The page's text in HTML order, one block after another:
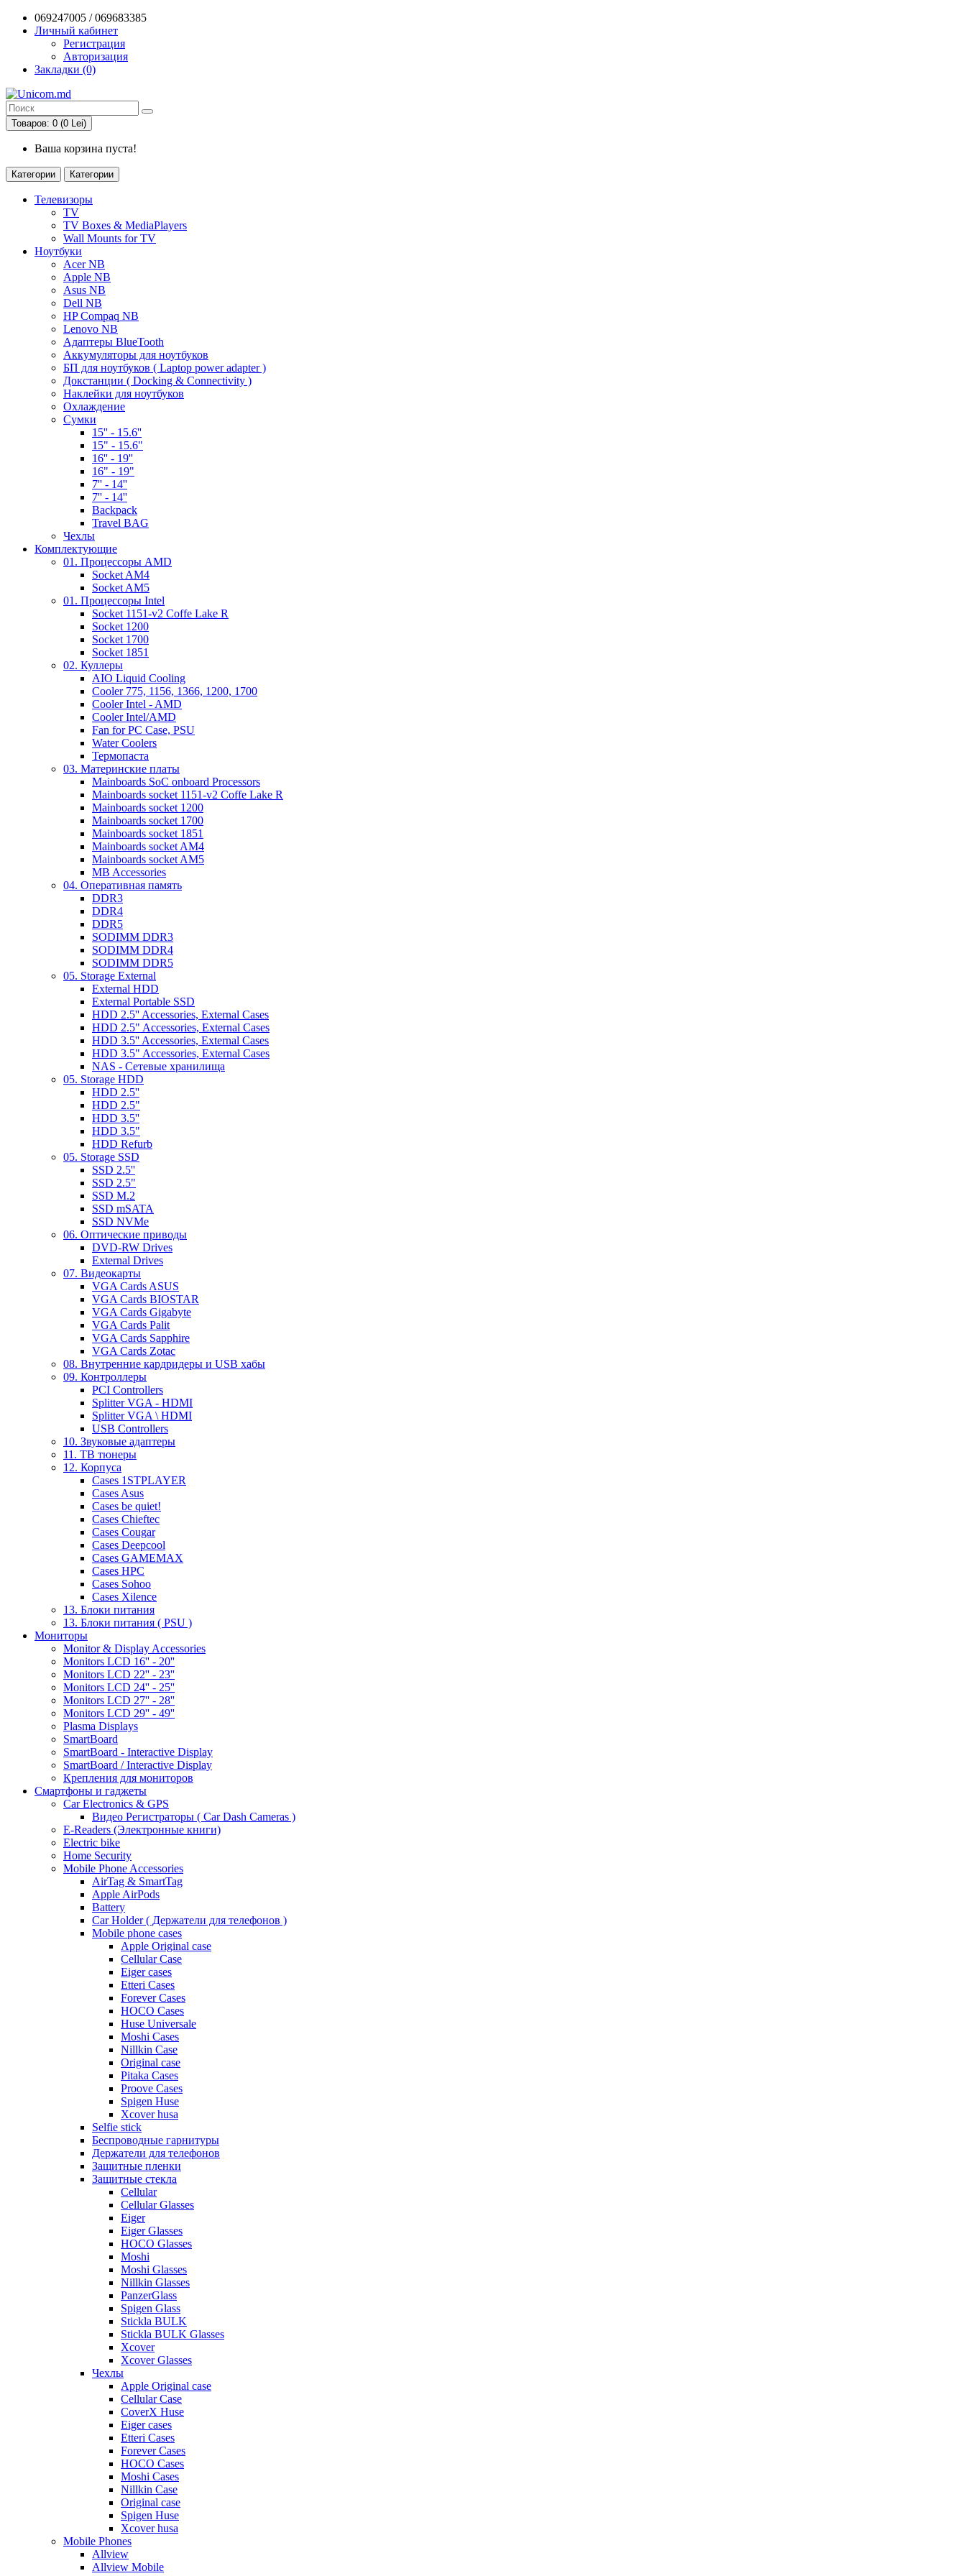
069247005 / 069683385
Личный кабинет
Регистрация
Авторизация
Закладки (0)
Товаров: 0 (0 Lei)
Ваша корзина пуста!
Категории Категории
Телевизоры
TV
TV Boxes & MediaPlayers
Wall Mounts for TV
Ноутбуки
Acer NB
Apple NB
Asus NB
Dell NB
HP Compaq NB
Lenovo NB
Адаптеры BlueTooth
Аккумуляторы для ноутбуков
БП для ноутбуков ( Laptop power adapter )
Докстанции ( Docking & Connectivity )
Наклейки для ноутбуков
Охлаждение
Сумки
15'' - 15.6''
15" - 15.6"
16'' - 19''
16" - 19"
7'' - 14''
7'' - 14''
Backpack
Travel BAG
Чехлы
Комплектующие
01. Процессоры AMD
Socket AM4
Socket AM5
01. Процессоры Intel
Socket 1151-v2 Coffe Lake R
Socket 1200
Socket 1700
Socket 1851
02. Куллеры
AIO Liquid Cooling
Cooler 775, 1156, 1366, 1200, 1700
Cooler Intel - AMD
Cooler Intel/AMD
Fan for PC Case, PSU
Water Coolers
Термопаста
03. Материнские платы
Mainboards SoC onboard Processors
Mainboards socket 1151-v2 Coffe Lake R
Mainboards socket 1200
Mainboards socket 1700
Mainboards socket 1851
Mainboards socket AM4
Mainboards socket AM5
MB Accessories
04. Оперативная память
DDR3
DDR4
DDR5
SODIMM DDR3
SODIMM DDR4
SODIMM DDR5
05. Storage External
External HDD
External Portable SSD
HDD 2.5'' Accessories, External Cases
HDD 2.5" Accessories, External Cases
HDD 3.5'' Accessories, External Cases
HDD 3.5" Accessories, External Cases
NAS - Сетевые хранилища
05. Storage HDD
HDD 2.5''
HDD 2.5"
HDD 3.5''
HDD 3.5"
HDD Refurb
05. Storage SSD
SSD 2.5''
SSD 2.5"
SSD M.2
SSD mSATA
SSD NVMe
06. Оптические приводы
DVD-RW Drives
External Drives
07. Видеокарты
VGA Cards ASUS
VGA Cards BIOSTAR
VGA Cards Gigabyte
VGA Cards Palit
VGA Cards Sapphire
VGA Cards Zotac
08. Внутренние кардридеры и USB хабы
09. Контроллеры
PCI Controllers
Splitter VGA - HDMI
Splitter VGA \ HDMI
USB Controllers
10. Звуковые адаптеры
11. ТВ тюнеры
12. Корпуса
Cases 1STPLAYER
Cases Asus
Cases be quiet!
Cases Chieftec
Cases Cougar
Cases Deepcool
Cases GAMEMAX
Cases HPC
Cases Sohoo
Cases Xilence
13. Блоки питания
13. Блоки питания ( PSU )
Мониторы
Monitor & Display Accessories
Monitors LCD 16'' - 20''
Monitors LCD 22'' - 23''
Monitors LCD 24'' - 25''
Monitors LCD 27'' - 28''
Monitors LCD 29'' - 49''
Plasma Displays
SmartBoard
SmartBoard - Interactive Display
SmartBoard / Interactive Display
Крепления для мониторов
Смартфоны и гаджеты
Car Electronics & GPS
Видео Регистраторы ( Car Dash Cameras )
E-Readers (Электронные книги)
Electric bike
Home Security
Mobile Phone Accessories
AirTag & SmartTag
Apple AirPods
Battery
Car Holder ( Держатели для телефонов )
Mobile phone cases
Apple Original case
Cellular Case
Eiger cases
Etteri Cases
Forever Cases
HOCO Cases
Huse Universale
Moshi Cases
Nillkin Case
Original case
Pitaka Cases
Proove Cases
Spigen Huse
Xcover husa
Selfie stick
Беспроводные гарнитуры
Держатели для телефонов
Защитные пленки
Защитные стекла
Cellular
Cellular Glasses
Eiger
Eiger Glasses
HOCO Glasses
Moshi
Moshi Glasses
Nillkin Glasses
PanzerGlass
Spigen Glass
Stickla BULK
Stickla BULK Glasses
Xcover
Xcover Glasses
Чехлы
Apple Original case
Cellular Case
CoverX Huse
Eiger cases
Etteri Cases
Forever Cases
HOCO Cases
Moshi Cases
Nillkin Case
Original case
Spigen Huse
Xcover husa
Mobile Phones
Allview
Allview Mobile